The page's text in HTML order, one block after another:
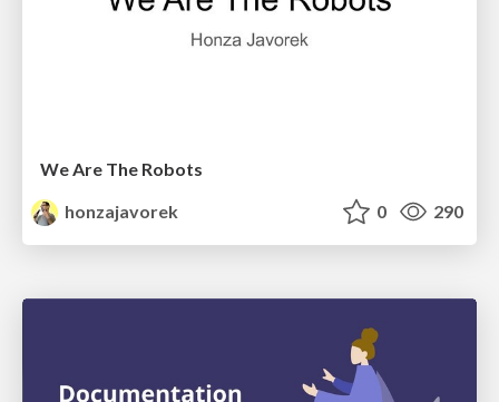
We Are The Robots
honzajavorek
0 290